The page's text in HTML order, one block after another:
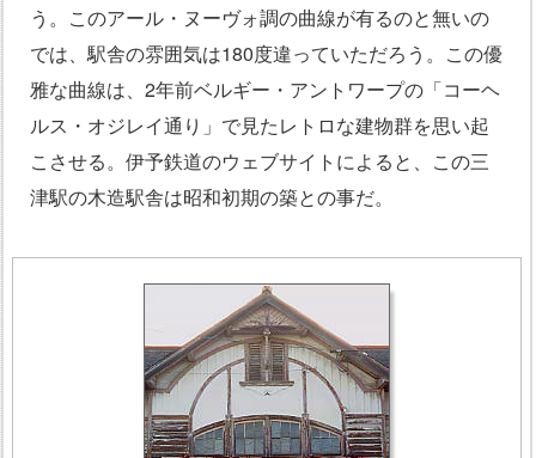
う。このアール・ヌーヴォ調の曲線が有るのと無いの
では、駅舎の雰囲気は180度違っていただろう。この優
雅な曲線は、2年前ベルギー・アントワープの「コーヘ
ルス・オジレイ通り」で見たレトロな建物群を思い起
こさせる。伊予鉄道のウェブサイトによると、この三
津駅の木造駅舎は昭和初期の築との事だ。